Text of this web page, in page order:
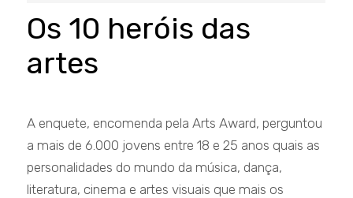
Os 10 heróis das
artes
A enquete, encomenda pela Arts Award, perguntou
a mais de 6.000 jovens entre 18 e 25 anos quais as
personalidades do mundo da música, dança,
literatura, cinema e artes visuais que mais os